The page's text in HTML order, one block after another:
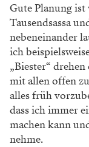
Gute Planung
Tausendsassa
nebeneinander
ich
„Biester“
mit allen offen
alles früh
dass ich immer
machen kann
nehme.